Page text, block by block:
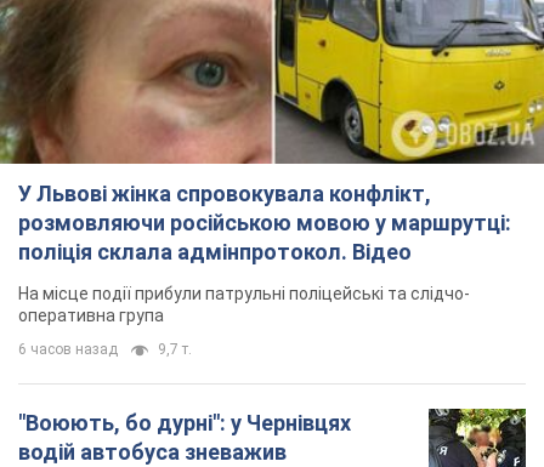
У Львові жінка спровокувала конфлікт,
розмовляючи російською мовою у маршрутці:
поліція склала адмінпротокол. Відео
На місце події прибули патрульні поліцейські та слідчо-
оперативна група
6 часов назад 9,7 т.
"Воюють, бо дурні": у Чернівцях
водій автобуса зневажив